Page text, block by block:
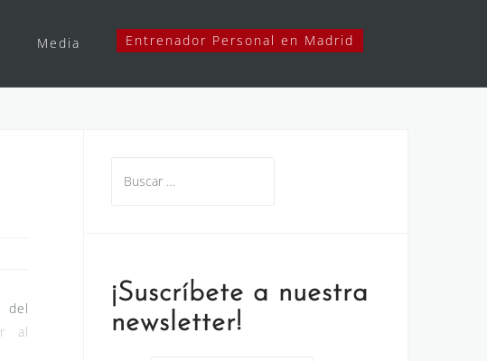
Media Entrenador Personal en Madrid
del
al
¡Suscríbete a nuestra
newsletter!